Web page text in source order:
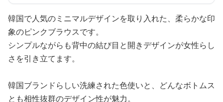
韓国で人気のミニマルデザインを取り入れた、柔らかな印
象のピンクブラウスです。
シンプルながらも背中の結び目と開きデザインが女性らし
さを引き立てます。
韓国ブランドらしい洗練された色使いと、どんなボトムス
とも相性抜群のデザイン性が魅力。